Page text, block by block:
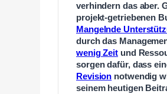
verhindern das aber.
projekt-getriebenen
Mangelnde
durch das
wenig Zeit und
sorgen dafür, dass
Revision notwendig
seinem heutigen